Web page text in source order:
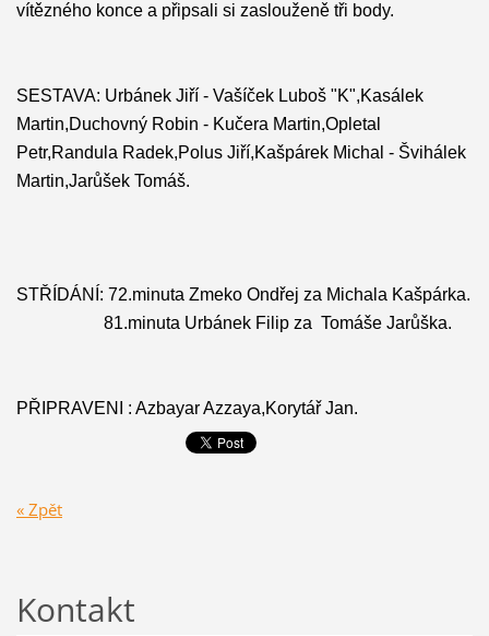
vítězného konce a připsali si zaslouženě tři body.
SESTAVA: Urbánek Jiří - Vašíček Luboš "K",Kasálek
Martin,Duchovný Robin - Kučera Martin,Opletal
Petr,Randula Radek,Polus Jiří,Kašpárek Michal - Švihálek
Martin,Jarůšek Tomáš.
STŘÍDÁNÍ: 72.minuta Zmeko Ondřej za Michala Kašpárka.
81.minuta Urbánek Filip za Tomáše Jarůška.
PŘIPRAVENI : Azbayar Azzaya,Korytář Jan.
« Zpět
Kontakt